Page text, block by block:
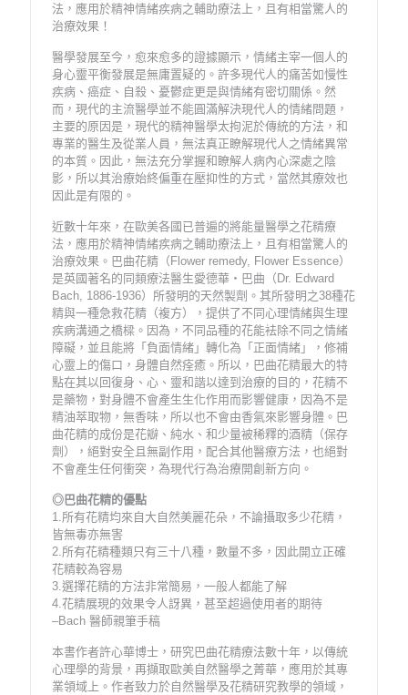
法，應用於精神情緒疾病之輔助療法上，且有相當驚人的
治療效果！
醫學發展至今，愈來愈多的證據顯示，情緒主宰一個人的
身心靈平衡發展是無庸置疑的。許多現代人的痛苦如慢性
疾病、癌症、自殺、憂鬱症更是與情緒有密切關係。然
而，現代的主流醫學並不能圓滿解決現代人的情緒問題，
主要的原因是，現代的精神醫學太拘泥於傳統的方法，和
專業的醫生及從業人員，無法真正瞭解現代人之情緒異常
的本質。因此，無法充分掌握和瞭解人病內心深處之陰
影，所以其治療始終偏重在壓抑性的方式，當然其療效也
因此是有限的。
近數十年來，在歐美各國已普遍的將能量醫學之花精療
法，應用於精神情緒疾病之輔助療法上，且有相當驚人的
治療效果。巴曲花精（Flower remedy, Flower Essence）
是英國著名的同類療法醫生愛德華‧巴曲（Dr. Edward
Bach, 1886-1936）所發明的天然製劑。其所發明之38種花
精與一種急救花精（複方），提供了不同心理情緒與生理
疾病溝通之橋樑。因為，不同品種的花能袪除不同之情緒
障礙，並且能將「負面情緒」轉化為「正面情緒」，修補
心靈上的傷口，身體自然痊癒。所以，巴曲花精最大的特
點在其以回復身、心、靈和諧以達到治療的目的，花精不
是藥物，對身體不會產生生化作用而影響健康，因為不是
精油萃取物，無香味，所以也不會由香氣來影響身體。巴
曲花精的成份是花瓣、純水、和少量被稀釋的酒精（保存
劑），絕對安全且無副作用，配合其他醫療方法，也絕對
不會產生任何衝突，為現代行為治療開創新方向。
◎巴曲花精的優點
1.所有花精均來自大自然美麗花朵，不論攝取多少花精，
皆無毒亦無害
2.所有花精種類只有三十八種，數量不多，因此開立正確
花精較為容易
3.選擇花精的方法非常簡易，一般人都能了解
4.花精展現的效果令人訝異，甚至超過使用者的期待
–Bach 醫師親筆手稿
本書作者許心華博士，研究巴曲花精療法數十年，以傳統
心理學的背景，再擷取歐美自然醫學之菁華，應用於其專
業領域上。作者致力於自然醫學及花精研究教學的領域，